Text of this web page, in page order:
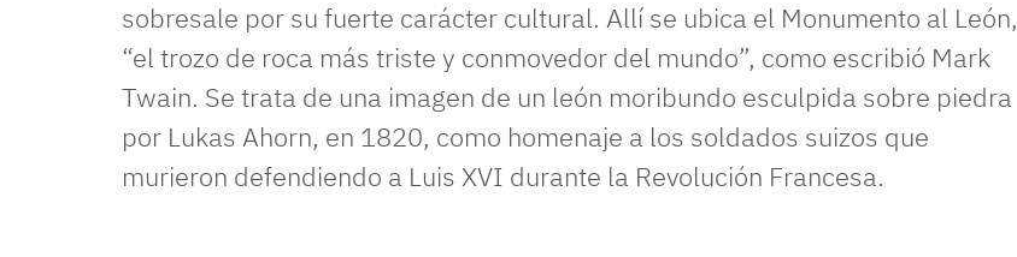
sobresale por su fuerte carácter cultural. Allí se ubica el Monumento al León,
“el trozo de roca más triste y conmovedor del mundo”, como escribió Mark
Twain. Se trata de una imagen de un león moribundo esculpida sobre piedra
por Lukas Ahorn, en 1820, como homenaje a los soldados suizos que
murieron defendiendo a Luis XVI durante la Revolución Francesa.